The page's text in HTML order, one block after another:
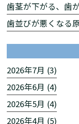
2026年7月 (3)
2026年6月 (4)
2026年5月 (4)
2026年4月 (5)